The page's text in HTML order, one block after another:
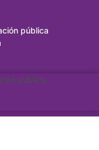
pública
pública